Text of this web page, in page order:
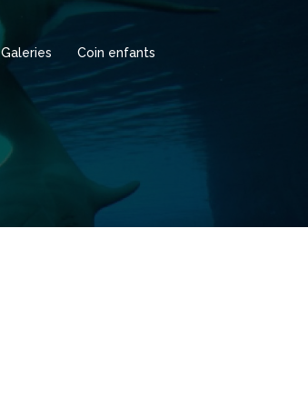
Galeries
Coin enfants